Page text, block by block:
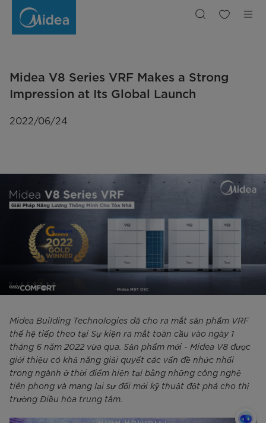
toàn
Midea V8 Series VRF Makes a Strong
Impression at Its Global Launch
2022/06/24
Midea Building Technologies đã cho ra mắt sản phẩm VRF
thế hệ tiếp theo tại Sự kiện ra mắt toàn cầu vào ngày 1
tháng 6 năm 2022 vừa qua. Sản phẩm mới - Midea V8 được
giới thiệu có khả năng giải quyết các vấn đề nhức nhối
trong ngành ở thời điểm hiện tại bằng những công nghệ
tiên phong và mang lại sự đổi mới kỹ thuật đột phá cho thị
trường Điều hòa trung tâm.